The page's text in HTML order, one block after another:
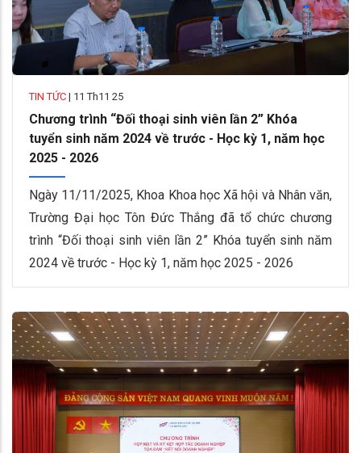
TIN TỨC | 11 Th11 25
Chương trình “Đối thoại sinh viên lần 2” Khóa
tuyển sinh năm 2024 về trước - Học kỳ 1, năm học
2025 - 2026
Ngày 11/11/2025, Khoa Khoa học Xã hội và Nhân văn,
Trường Đại học Tôn Đức Thắng đã tổ chức chương
trình “Đối thoại sinh viên lần 2” Khóa tuyển sinh năm
2024 về trước - Học kỳ 1, năm học 2025 - 2026